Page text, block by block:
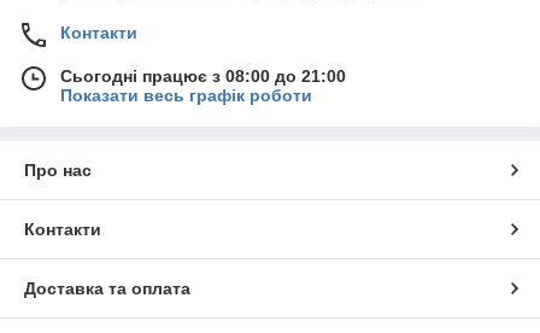
Контакти
Сьогодні працює з 08:00 до 21:00
Показати весь графік роботи
Про нас
Контакти
Доставка та оплата